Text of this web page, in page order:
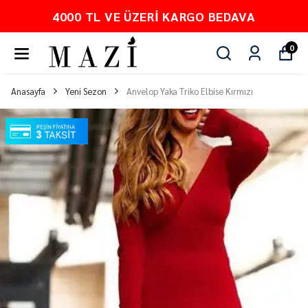
TL VE ÜZERI KARGO BEDAVA
0
Anasayfa Yeni Sezon Anvelop Yaka Triko Elbise Kırmızı